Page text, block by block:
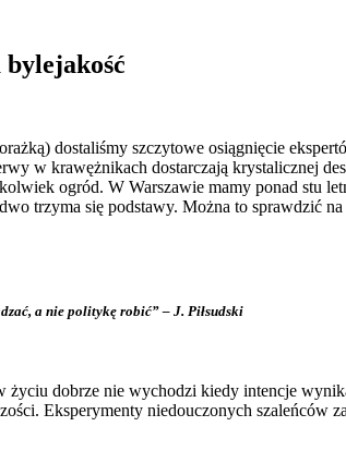
bylejakość
dostaliśmy szczytowe osiągnięcie
w krawężnikach dostarczają krystalicznej
ogród. W Warszawie mamy ponad stu
trzyma się podstawy. Można to sprawdzić
a nie politykę robić” – J. Piłsudski
dobrze nie wychodzi kiedy intencje
Eksperymenty niedouczonych szaleńców